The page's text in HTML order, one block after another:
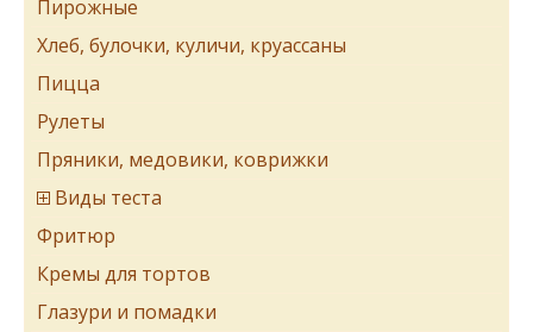
Пирожные
Хлеб, булочки, куличи, круассаны
Пицца
Рулеты
Пряники, медовики, коврижки
Виды теста
Фритюр
Кремы для тортов
Глазури и помадки